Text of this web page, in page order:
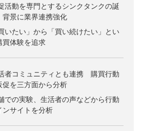
活動を専門とするシンクタンクの誕
景に業界連携強化
いたい」から「買い続けたい」とい
買体験を追求
者コミュニティとも連携 購買行動
促を三方面から分析
での実験、生活者の声などから行動
ンサイトを分析